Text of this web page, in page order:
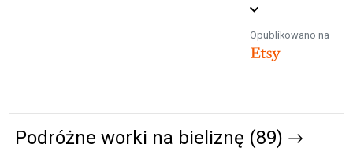
Opublikowano na
Podróżne worki na bieliznę (89)